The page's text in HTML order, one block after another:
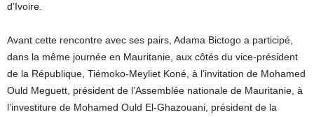
d’Ivoire.
Avant cette rencontre avec ses pairs, Adama Bictogo a participé,
dans la même journée en Mauritanie, aux côtés du vice-président
de la République, Tiémoko-Meyliet Koné, à l’invitation de Mohamed
Ould Meguett, président de l’Assemblée nationale de Mauritanie, à
l’investiture de Mohamed Ould El-Ghazouani, président de la